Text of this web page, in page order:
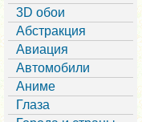
3D обои
Абстракция
Авиация
Автомобили
Аниме
Глаза